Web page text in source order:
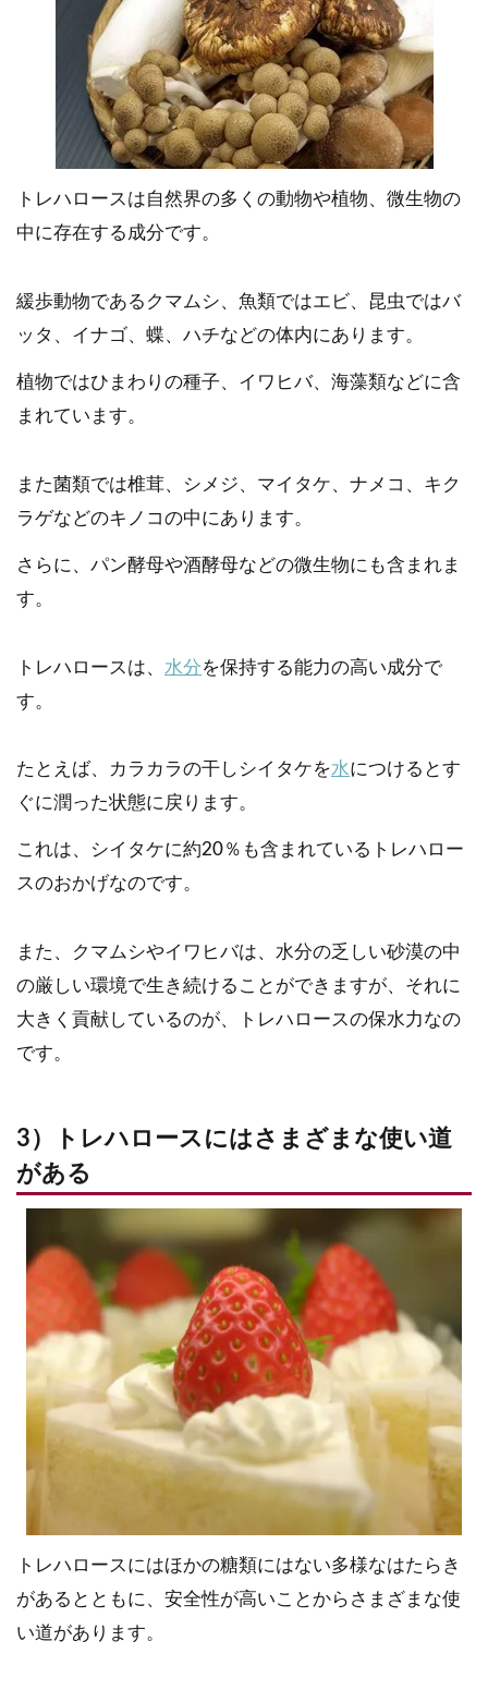
トレハロースは自然界の多くの動物や植物、微生物の
中に存在する成分です。
緩歩動物であるクマムシ、魚類ではエビ、昆虫ではバ
ッタ、イナゴ、蝶、ハチなどの体内にあります。
植物ではひまわりの種子、イワヒバ、海藻類などに含
まれています。
また菌類では椎茸、シメジ、マイタケ、ナメコ、キク
ラゲなどのキノコの中にあります。
さらに、パン酵母や酒酵母などの微生物にも含まれま
す。
トレハロースは、 水分を保持する能力の高い成分で
す。
たとえば、カラカラの干しシイタケを水につけるとす
ぐに潤った状態に戻ります。
これは、シイタケに約20％も含まれているトレハロー
スのおかげなのです。
また、クマムシやイワヒバは、水分の乏しい砂漠の中
の厳しい環境で生き続けることができますが、それに
大きく貢献しているのが、トレハロースの保水力なの
です。
3）トレハロースにはさまざまな使い道
がある
トレハロースにはほかの糖類にはない多様なはたらき
があるとともに、安全性が高いことからさまざまな使
い道があります。